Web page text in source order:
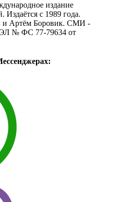
издание
Издаётся с 1989 года.
и Артём Боровик. CМИ -
ЭЛ № ФС 77-79634 от